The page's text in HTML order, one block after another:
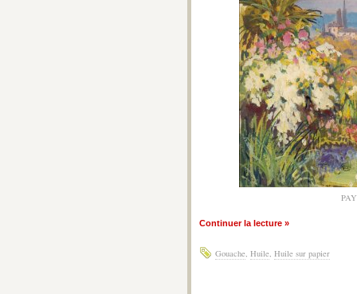
Continuer la lecture »
Gouache, Huile, Huile sur papier